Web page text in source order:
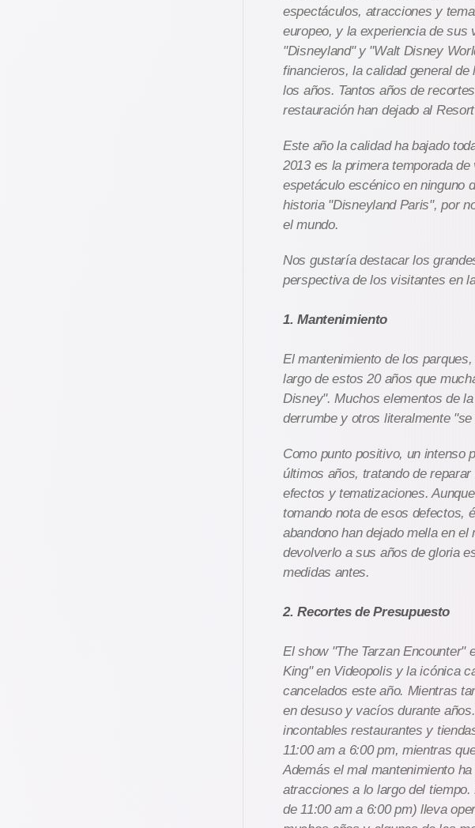
espectáculos, atracciones y
europeo, y la experiencia de sus
"Disneyland" y "Walt Disney
financieros, la calidad general
los años. Tantos años de
restauración han dejado al
Este año la calidad ha bajado
2013 es la primera temporada
espetáculo escénico en ninguno
historia "Disneyland Paris", por
el mundo.
Nos gustaría destacar los
perspectiva de los visitantes en
1. Mantenimiento
El mantenimiento de los
largo de estos 20 años que
Disney". Muchos elementos de
derrumbe y otros literalmente
Como punto positivo, un intenso
últimos años, tratando de
efectos y tematizaciones.
tomando nota de esos defectos,
abandono han dejado mella en
devolverlo a sus años de gloria
medidas antes.
2. Recortes de Presupuesto
El show "The Tarzan Encounter"
King" en Videopolis y la icónica
cancelados este año. Mientras
en desuso y vacíos durante
incontables restaurantes y
11:00 am a 6:00 pm, mientras
Además el mal mantenimiento
atracciones a lo largo del
de 11:00 am a 6:00 pm) lleva